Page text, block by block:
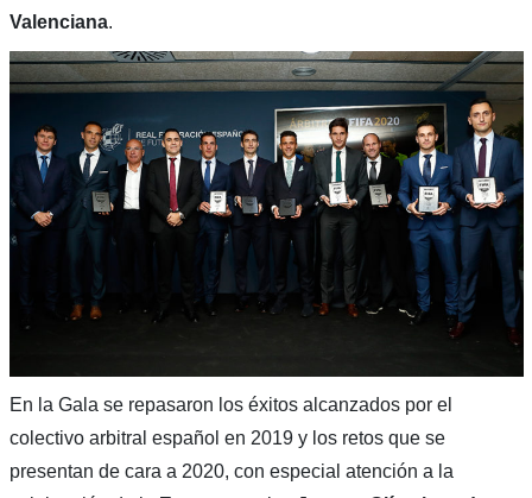
Valenciana.
En la Gala se repasaron los éxitos alcanzados por el
colectivo arbitral español en 2019 y los retos que se
presentan de cara a 2020, con especial atención a la